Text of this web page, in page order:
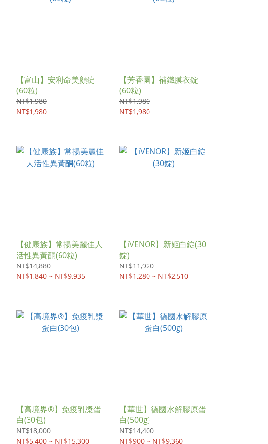
【富山】安利命美顏錠
(60粒)
NT$1,980
NT$1,980
【芳香園】補鐵膜衣錠
(60粒)
NT$1,980
NT$1,980
【健康族】常揚美麗佳人
活性異黃酮(60粒)
NT$14,880
NT$1,840 ~ NT$9,935
【iVENOR】新姬白錠(30
錠)
NT$11,920
NT$1,280 ~ NT$2,510
【高境界®】免疫乳漿蛋
白(30包)
NT$18,000
NT$5,400 ~ NT$15,300
【華世】德國水解膠原蛋
白(500g)
NT$14,400
NT$900 ~ NT$9,360